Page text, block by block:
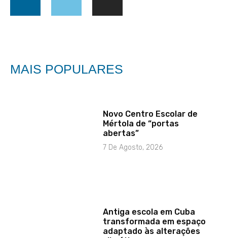
MAIS POPULARES
Novo Centro Escolar de
Mértola de “portas
abertas”
7 De Agosto, 2026
Antiga escola em Cuba
transformada em espaço
adaptado às alterações